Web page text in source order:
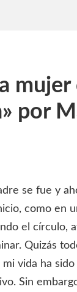
mujer
por
se fue y
como en
el círculo,
Quizás
vida ha
Sin